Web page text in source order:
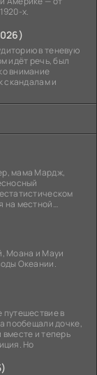
х.
в теневую
идёт речь, был
внимание
скандалам и
мама Мардж,
на местной
Моана и Мауи
Океании.
путешествие в
пообещали дочке,
и теперь
Но